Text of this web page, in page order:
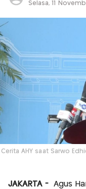
Selasa, 11
Cerita AHY saat Sarwo
JAKARTA -Agus